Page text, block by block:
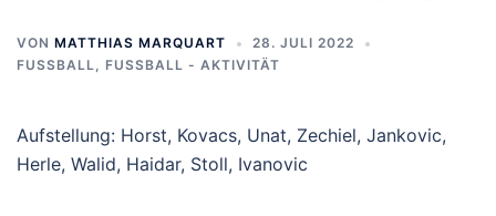
VON MATTHIAS MARQUART
28. JULI 2022
FUSSBALL
, FUSSBALL - AKTIVITÄT
Aufstellung: Horst, Kovacs, Unat, Zechiel, Jankovic,
Herle, Walid, Haidar, Stoll, Ivanovic